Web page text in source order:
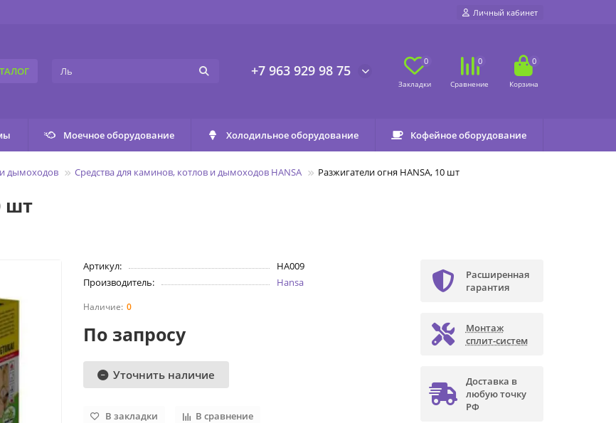
Личный кабинет
+7 963 929 98 75
0 0 0
Моечное оборудование Холодильное оборудование Кофейное оборудование
дымоходов Средства для каминов, котлов и дымоходов HANSA Разжигатели огня HANSA, 10 шт
шт
Артикул:
HA009
Производитель:
Hansa
0
По запросу
Уточнить наличие
В закладки В сравнение
Расширенная
гарантия
Монтаж
сплит-систем
Доставка в
любую точку
РФ